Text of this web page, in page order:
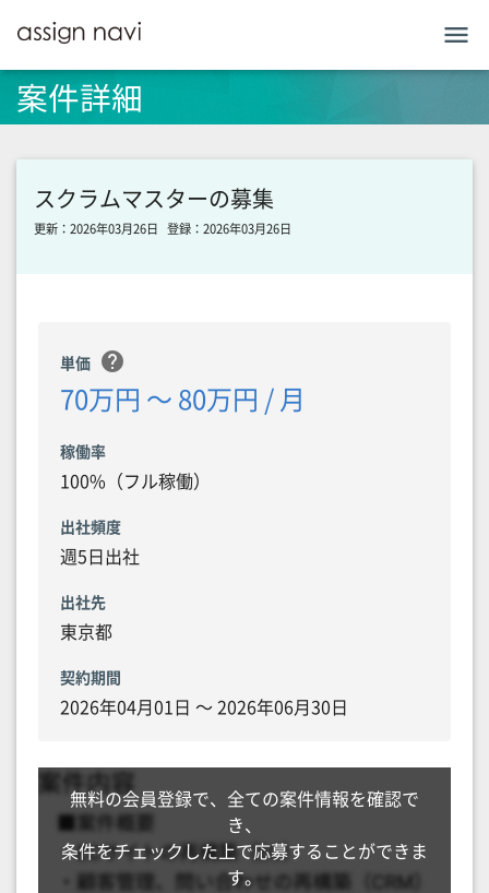
menu
案件詳細
スクラムマスターの募集
更新：2026年03月26日 登録：2026年03月26日
単価 help
70万円 〜 80万円 / 月
稼働率
100%（フル稼働）
出社頻度
週5日出社
出社先
東京都
契約期間
2026年04月01日 〜 2026年06月30日
無料の会員登録で、全ての案件情報を確認で
き、
条件をチェックした上で応募することができま
す。